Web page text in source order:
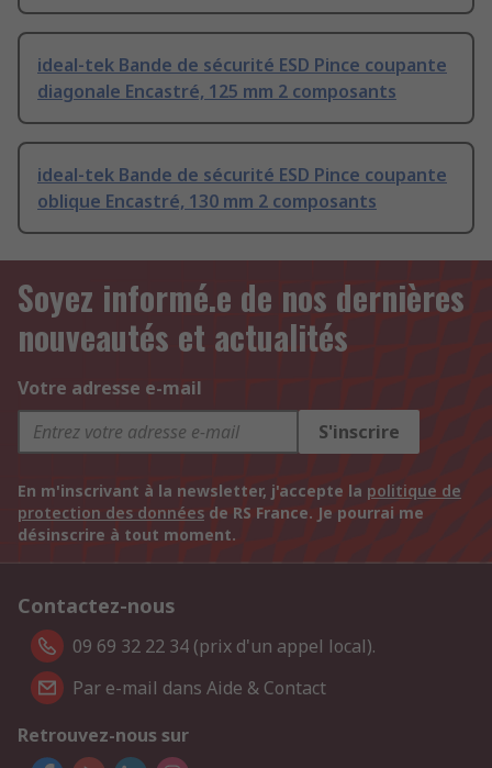
ideal-tek Bande de sécurité ESD Pince coupante
diagonale Encastré, 125 mm 2 composants
ideal-tek Bande de sécurité ESD Pince coupante
oblique Encastré, 130 mm 2 composants
Soyez informé.e de nos dernières
nouveautés et actualités
Votre adresse e-mail
S'inscrire
En m'inscrivant à la newsletter, j'accepte la politique de
protection des données de RS France. Je pourrai me
désinscrire à tout moment.
Contactez-nous
09 69 32 22 34 (prix d'un appel local).
Par e-mail dans Aide & Contact
Retrouvez-nous sur